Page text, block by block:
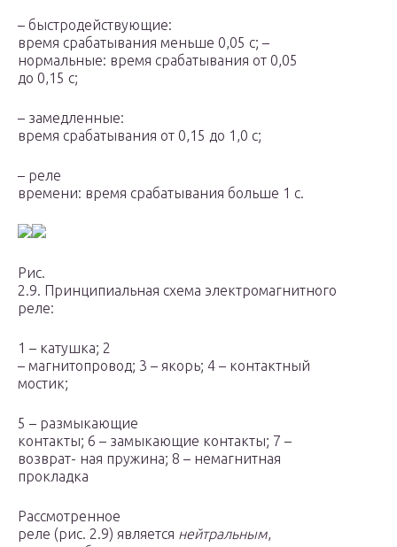
– быстродействующие:
время срабатывания меньше 0,05 с; –
нормальные: время срабатывания от 0,05
до 0,15 с;
– замедленные:
время срабатывания от 0,15 до 1,0 с;
– реле
времени: время срабатывания больше 1 с.
Рис.
2.9. Принципиальная схема электромагнитного
реле:
1 – катушка; 2
– магнитопровод; 3 – якорь; 4 – контактный
мостик;
5 – размыкающие
контакты; 6 – замыкающие контакты; 7 –
возврат- ная пружина; 8 – немагнитная
прокладка
Рассмотренное
реле (рис. 2.9) является нейтральным,